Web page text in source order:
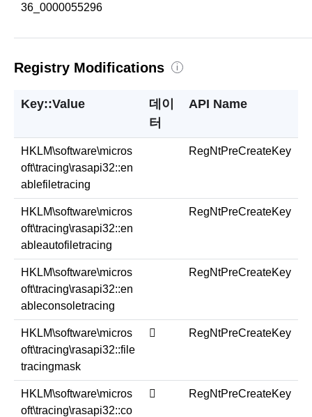
36_0000055296
Registry Modifications i
Key::Value
데이
터
API Name
HKLM\software\micros
oft\tracing\rasapi32::en
ablefiletracing
RegNtPreCreateKey
HKLM\software\micros
oft\tracing\rasapi32::en
ableautofiletracing
RegNtPreCreateKey
HKLM\software\micros
oft\tracing\rasapi32::en
ableconsoletracing
RegNtPreCreateKey
HKLM\software\micros
oft\tracing\rasapi32::file
tracingmask
￿ RegNtPreCreateKey
HKLM\software\micros
oft\tracing\rasapi32::co
￿ RegNtPreCreateKey